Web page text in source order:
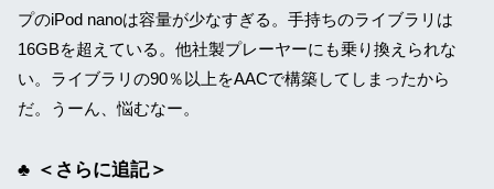
プのiPod nanoは容量が少なすぎる。手持ちのライブラリは
16GBを超えている。他社製プレーヤーにも乗り換えられな
い。ライブラリの90％以上をAACで構築してしまったから
だ。うーん、悩むなー。
＜さらに追記＞